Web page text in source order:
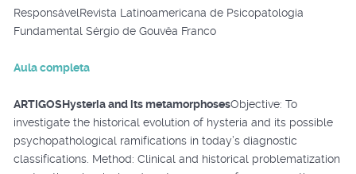
ResponsávelRevista Latinoamericana de Psicopatologia
Fundamental Sérgio de Gouvêa Franco
Aula completa
ARTIGOSHysteria and its metamorphosesObjective: To
investigate the historical evolution of hysteria and its possible
psychopathological ramifications in today’s diagnostic
classifications. Method: Clinical and historical problematization